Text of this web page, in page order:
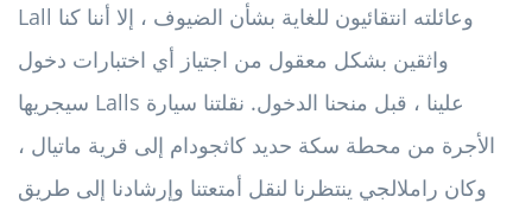
Lall وعائلته انتقائيون للغاية بشأن الضيوف ، إلا أننا كنا
واثقين بشكل معقول من اجتياز أي اختبارات دخول
سيجريها Lalls علينا ، قبل منحنا الدخول. نقلتنا سيارة
الأجرة من محطة سكة حديد كاثجودام إلى قرية ماتيال ،
وكان راملالجي ينتظرنا لنقل أمتعتنا وإرشادنا إلى طريق